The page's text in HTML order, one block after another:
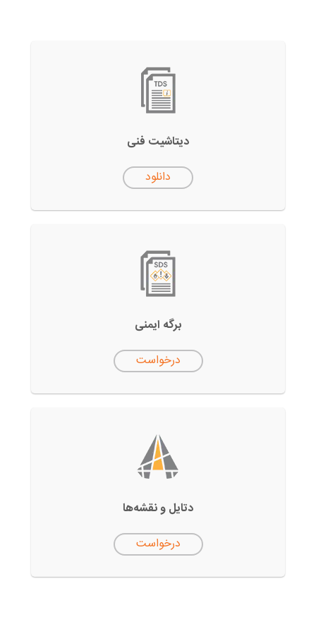
دیتاشیت فنی
دانلود
برگه ایمنی
درخواست
دتایل‌ و نقشه‌ها
درخواست